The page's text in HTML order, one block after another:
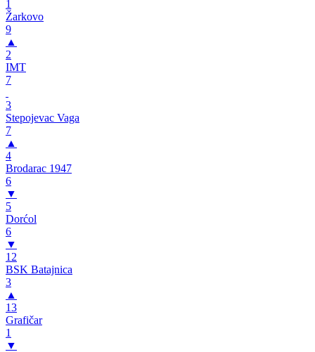
1
Žarkovo
9
▲
2
IMT
7
3
Stepojevac Vaga
7
▲
4
Brodarac 1947
6
▼
5
Dorćol
6
▼
12
BSK Batajnica
3
▲
13
Grafičar
1
▼